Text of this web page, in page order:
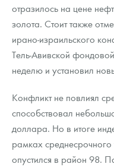
отразилось на цене
золота. Стоит также
ирано-израильского
Тель-Авивской
неделю и установил
Конфликт не повлиял
способствовал
доллара. Но в итоге
рамках
опустился в район 98.